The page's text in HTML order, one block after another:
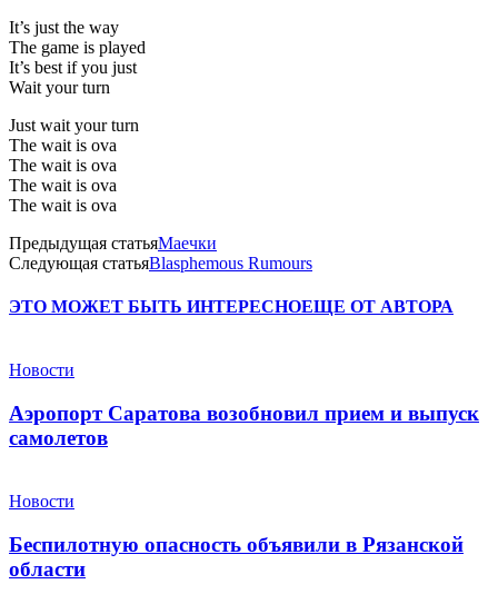
It’s just the way
The game is played
It’s best if you just
Wait your turn
Just wait your turn
The wait is ova
The wait is ova
The wait is ova
The wait is ova
Предыдущая статьяМаечки
Следующая статьяBlasphemous Rumours
ЭТО МОЖЕТ БЫТЬ ИНТЕРЕСНОЕЩЕ ОТ АВТОРА
Новости
Аэропорт Саратова возобновил прием и выпуск
самолетов
Новости
Беспилотную опасность объявили в Рязанской
области